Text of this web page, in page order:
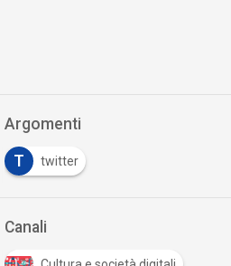
Argomenti
T twitter
Canali